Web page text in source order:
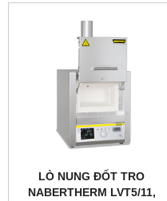
LÒ NUNG ĐỐT TRO
NABERTHERM LVT5/11,